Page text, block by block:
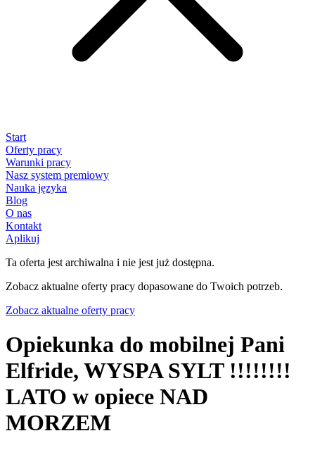
Start
Oferty pracy
Warunki pracy
Nasz system premiowy
Nauka języka
Blog
O nas
Kontakt
Aplikuj
Ta oferta jest archiwalna i nie jest już dostępna.
Zobacz aktualne oferty pracy dopasowane do Twoich potrzeb.
Zobacz aktualne oferty pracy
Opiekunka do mobilnej Pani
Elfride, WYSPA SYLT !!!!!!!!
LATO w opiece NAD
MORZEM